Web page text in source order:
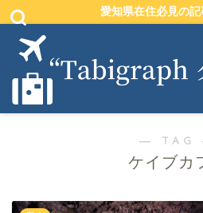
愛知県在住必見の
― TAG
ケイブカ